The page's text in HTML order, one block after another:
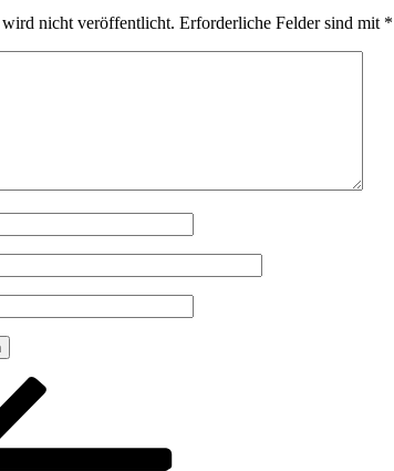
nicht veröffentlicht. Erforderliche Felder sind mit *